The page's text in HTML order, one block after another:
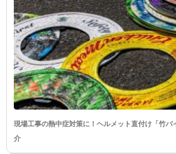
現場工事の熱中症対策に！ヘルメット直付け「竹
介